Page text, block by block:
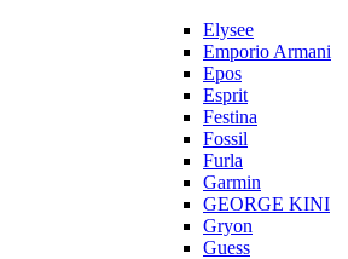
Elysee
Emporio Armani
Epos
Esprit
Festina
Fossil
Furla
Garmin
GEORGE KINI
Gryon
Guess